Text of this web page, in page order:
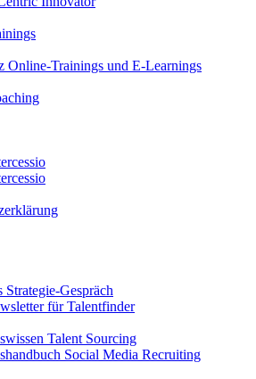
Online-Trainings und E-Learnings
Strategie-Gespräch
für Talentfinder
Talent Sourcing
Social Media Recruiting